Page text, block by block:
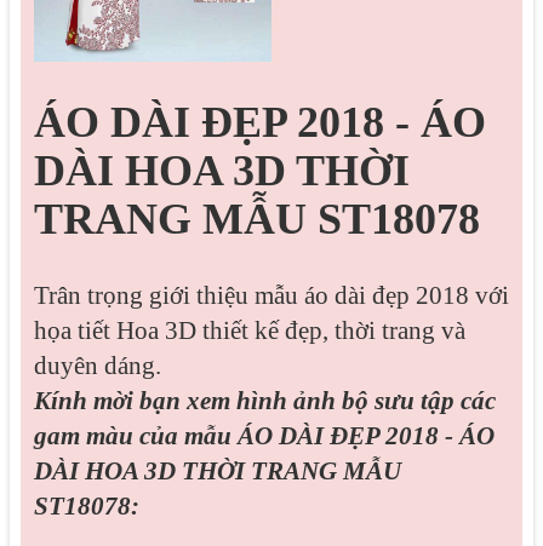
ÁO DÀI ĐẸP 2018 - ÁO
DÀI HOA 3D THỜI
TRANG MẪU ST18078
Trân trọng giới thiệu mẫu áo dài đẹp 2018 với
họa tiết Hoa 3D thiết kế đẹp, thời trang và
duyên dáng.
Kính mời bạn xem hình ảnh bộ sưu tập các
gam màu của mẫuÁO DÀI ĐẸP 2018 - ÁO
DÀI HOA 3D THỜI TRANG MẪU
ST18078: